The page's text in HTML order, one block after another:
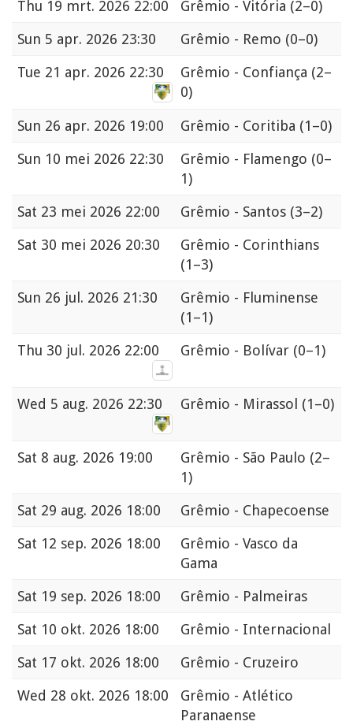
Thu 19 mrt. 2026 22:00 Grêmio - Vitória (2–0)
Sun 5 apr. 2026 23:30 Grêmio - Remo (0–0)
Tue 21 apr. 2026 22:30 Grêmio - Confiança (2–
0)
Sun 26 apr. 2026 19:00 Grêmio - Coritiba (1–0)
Sun 10 mei 2026 22:30 Grêmio - Flamengo (0–
1)
Sat 23 mei 2026 22:00 Grêmio - Santos (3–2)
Sat 30 mei 2026 20:30
Grêmio - Corinthians
(1–3)
Sun 26 jul. 2026 21:30
Grêmio - Fluminense
(1–1)
Thu 30 jul. 2026 22:00 Grêmio - Bolívar (0–1)
Wed 5 aug. 2026 22:30 Grêmio - Mirassol (1–0)
Sat 8 aug. 2026 19:00 Grêmio - São Paulo (2–
1)
Sat 29 aug. 2026 18:00
Grêmio - Chapecoense
Sat 12 sep. 2026 18:00
Grêmio - Vasco da
Gama
Sat 19 sep. 2026 18:00
Grêmio - Palmeiras
Sat 10 okt. 2026 18:00
Grêmio - Internacional
Sat 17 okt. 2026 18:00
Grêmio - Cruzeiro
Wed 28 okt. 2026 18:00
Grêmio - Atlético
Paranaense